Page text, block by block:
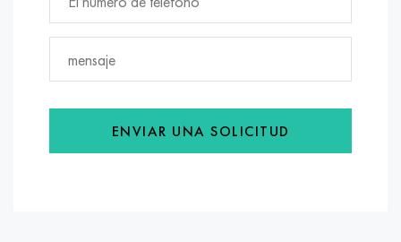
ENVIAR UNA SOLICITUD